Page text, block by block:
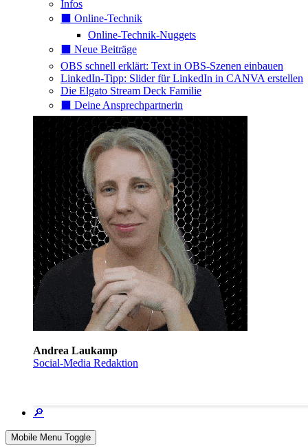
Infos
⬛️ Online-Technik
Online-Technik-Nuggets
⬛️ Neue Beiträge
OBS schnell erklärt: Text in OBS-Szenen einbauen
LinkedIn-Tipp: Slider für LinkedIn in CANVA erstellen
Die Elgato Stream Deck Familie
⬛️ Deine Ansprechpartnerin
Andrea Laukamp
Social-Media Redaktion
🔎
Mobile Menu Toggle